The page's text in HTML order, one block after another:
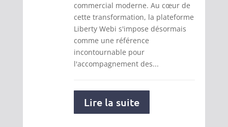
commercial moderne. Au cœur de
cette transformation, la plateforme
Liberty Webi s'impose désormais
comme une référence
incontournable pour
l'accompagnement des...
Lire la suite